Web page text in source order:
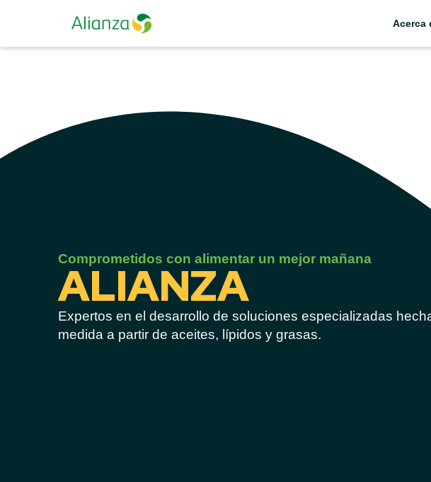
Acerca
Comprometidos con alimentar un mejor mañana
ALIANZA
Expertos en el desarrollo de soluciones especializadas
medida a partir de aceites, lípidos y grasas.